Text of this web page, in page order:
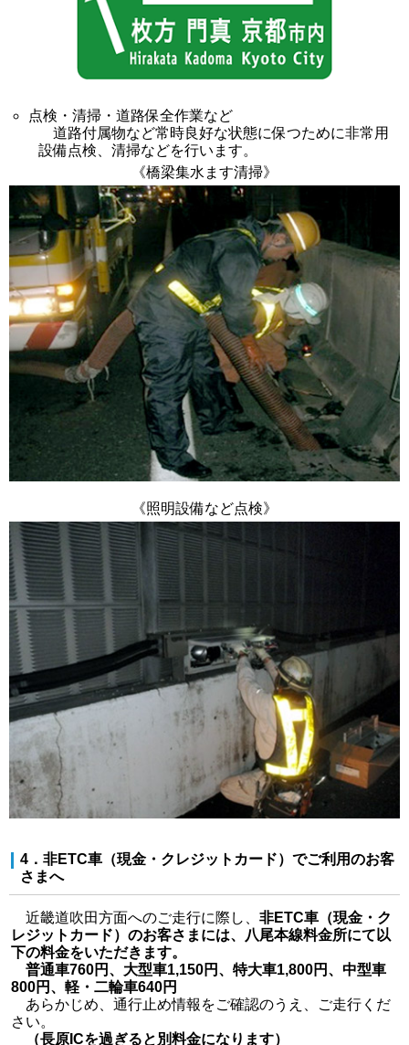
点検・清掃・道路保全作業など
道路付属物など常時良好な状態に保つために非常用
設備点検、清掃などを行います。
《橋梁集水ます清掃》
《照明設備など点検》
4．非ETC車（現金・クレジットカード）でご利用のお客
さまへ
近畿道吹田方面へのご走行に際し、 非ETC車（現金・ク
レジットカード）のお客さまには、八尾本線料金所にて以
下の料金をいただきます。
普通車760円、大型車1,150円、特大車1,800円、中型車
800円、軽・二輪車640円
あらかじめ、通行止め情報をご確認のうえ、ご走行くだ
さい。
（長原ICを過ぎると別料金になります）